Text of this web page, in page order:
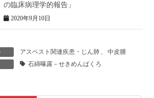
の臨床病理学的報告」
2020年9月10日
アスベスト関連疾患・じん肺 、 中皮腫
石綿曝露－せきめんばくろ